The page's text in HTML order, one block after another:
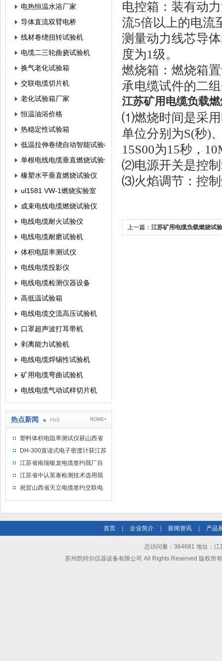
电热恒温水浴厂家
导体直流双臂电桥
线材卷绕扭转试验机
电缆二三轮曲挠试验机
换气老化试验箱
交联电缆切片机
老化试验箱厂家
恒温油浴价格
热稳定性试验箱
低温拉伸卷绕自动智能试验机
单根电线电缆垂直燃烧试验仪
橡塑水平垂直燃烧试验仪
ul1581 VW-1燃烧实验室
成束电线电缆燃烧试验仪
电线电缆耐火试验仪
电线电缆耐磨试验机
体积电阻率测试仪
电线电缆投影仪
电线电缆检测仪器设备
高低温试验箱
电线电缆交流高压试验机
口罩超声波打耳带机
剥离能力试验机
电线电缆焊锡性试验机
矿用电缆弯曲试验机
电线电缆气动试样切片机
热点新闻 Hot ROME+
塑料体积电阻率测试仪获山西省
水利机械厂选用
DH-300直读式电子密度计获江苏
省苏州市安信塑业选用
江苏省南瑞银龙电缆签约我厂自
然换气老化箱等电缆检测设备
江苏省中认英泰检测技术选用我
厂自然换气老化试验箱
祝贺山西省天立电缆签约交联电
电控箱：装有动
流5倍以上的电流
测量动力线芯导
度为1级。
燃烧箱：燃烧箱
承电缆试件的二
江苏矿用电缆负载
⑴燃烧时间是采用
单位分别为S(秒)
15S00为15秒，
⑵电源开关是控
⑶火焰调节：控
上一篇： 江苏矿用电缆负载燃烧试
首页 企业简介 新闻资讯 产品
总访问量：364681 地址：
苏州凯特尔仪器设备有限公司 All Rights Reserved 版权所